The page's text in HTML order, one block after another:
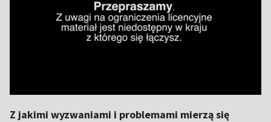
Z jakimi wyzwaniami i problemami mierzą się